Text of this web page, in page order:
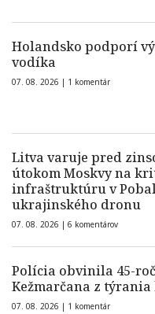
Holandsko podporí
vodíka
07. 08. 2026 | 1 komentár
Litva varuje pred
útokom Moskvy na
infraštruktúru v
ukrajinského dronu
07. 08. 2026 | 6 komentárov
Polícia obvinila 45-
Kežmarčana z
07. 08. 2026 | 1 komentár